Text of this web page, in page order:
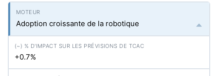
Adoption croissante de la robotique
+0.7%